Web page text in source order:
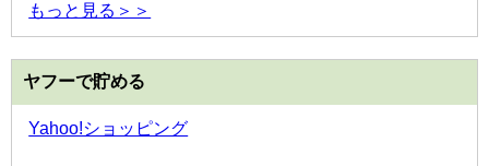
もっと見る＞＞
ヤフーで貯める
Yahoo!ショッピング